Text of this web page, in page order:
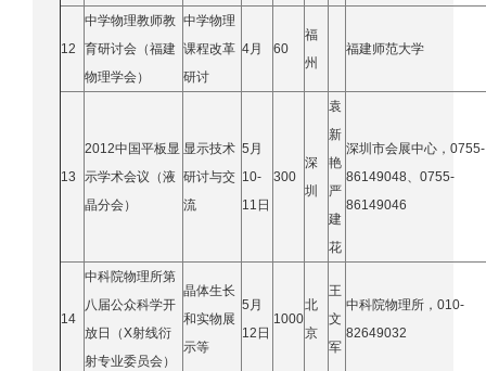
12
中学物理教师教
育研讨会（福建
物理学会）
中学物理
课程改革
研讨
4月 60
福
州
福建师范大学
13
2012中国平板显
示学术会议（液
晶分会）
显示技术
研讨与交
流
5月
10-
11日
300
深
圳
袁
新
艳
严
建
花
深圳市会展中心，0755-
86149048、0755-
86149046
14
中科院物理所第
八届公众科学开
放日（X射线衍
射专业委员会）
晶体生长
和实物展
示等
5月
12日
1000
北
京
王
文
军
中科院物理所，010-
82649032